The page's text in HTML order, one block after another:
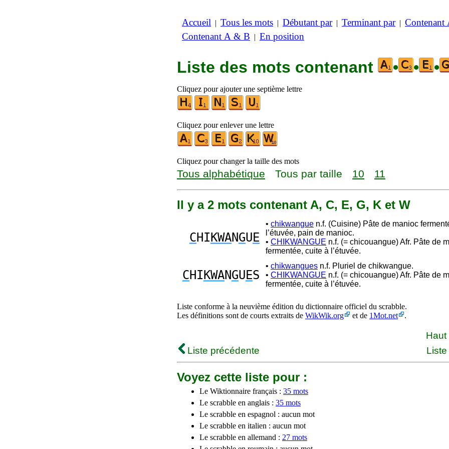
Accueil | Tous les mots | Débutant par| Terminant par| Contenant
Contenant A & B | En position
Liste des mots contenant • • •
Cliquez pour ajouter une septième lettre
Cliquez pour enlever une lettre
Cliquez pour changer la taille des mots
Tous alphabétique Tous par taille 10 11
Il y a 2 mots contenant A, C, E, G, K et W
CHI KWANGUE
• chikwangue n.f. (Cuisine) Pâte de manioc
l’étuvée, pain de manioc.
• CHIKWANGUE n.f. (= chicouangue) Afr. Pâte de
fermentée, cuite à l’étuvée.
CHI KWANGUES
• chikwangues n.f. Pluriel de chikwangue.
• CHIKWANGUE n.f. (= chicouangue) Afr. Pâte de
fermentée, cuite à l’étuvée.
Liste conforme à la neuvième édition du dictionnaire officiel du scrabble.
Les définitions sont de courts extraits de WikWik.org et de 1Mot.net .
Haut
Liste précédente
Voyez cette liste pour :
Le Wiktionnaire français : 35 mots
Le scrabble en anglais : 35 mots
Le scrabble en espagnol : aucun mot
Le scrabble en italien : aucun mot
Le scrabble en allemand : 27 mots